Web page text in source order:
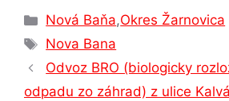
Kategórie
Nová Baňa,Okres Žarnovica
Značky
Nova Bana
Odvoz BRO (biologicky
odpadu zo záhrad) z ulice